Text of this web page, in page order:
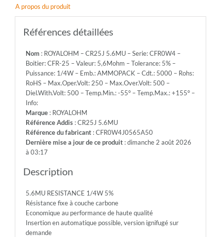
Emb.:
AMMOPACK
-
5000
-
Rohs:
RoHS
250
-
Max.Over.Volt:
500
Temp.Min.:
-55°
-
Temp.Max.:
A propos du produit
Références détaillées
Nom: ROYALOHM – CR25J 5.6MU – Serie: CFR0W4 –
Boitier: CFR-25 – Valeur: 5,6Mohm – Tolerance: 5% –
Puissance: 1/4W – Emb.: AMMOPACK – Cdt.: 5000 – Rohs:
RoHS – Max.Oper.Volt: 250 – Max.Over.Volt: 500 –
Diel.With.Volt: 500 – Temp.Min.: -55° – Temp.Max.: +155° –
Info:
Marque: ROYALOHM
Référence Addis: CR25J 5.6MU
Référence du fabricant: CFR0W4J0565A50
Dernière mise a jour de ce produit: dimanche 2 août 2026
à 03:17
Description
5.6MU RESISTANCE 1/4W 5%
Résistance fixe à couche carbone
Economique au performance de haute qualité
Insertion en automatique possible, version ignifugé sur
demande